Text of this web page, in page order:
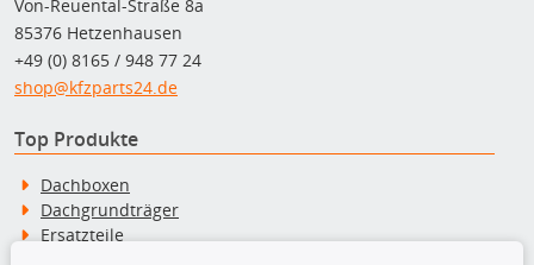
Von-Reuental-Straße 8a
85376 Hetzenhausen
+49 (0) 8165 / 948 77 24
shop@kfzparts24.de
Top Produkte
Dachboxen
Dachgrundträger
Ersatzteile